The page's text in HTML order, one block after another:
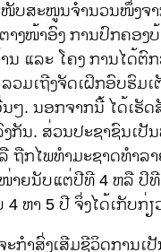
ບສະໜູນຈໍານວນໜຶ່ງຈາ
າງໜ້າອົງ ການປົກຄອ
ນ ແລະ ໂຄງ ການໄດ້ຕົ
ລວມເຖີງຈັດເຝິກອົບຮົ
ນໆ. ນອກຈາກນີ້ ໄດ້ເ
ກັນ. ສ່ວນປະຊາຊົນເປັ
ຖືກໄພທໍາມະຊາດທໍາລ
າຍນັບແຕ່ປີທີ 4 ຫລື ປິທີ
4 ຫາ 5 ປີ ຈິ່ງໄດ້ເກັບກ່
ກໍາສົ່ງເສີມຊີວິດການເ